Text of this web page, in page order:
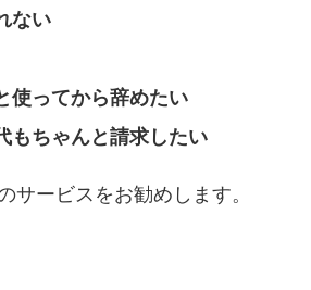
ない
使ってから辞めたい
もちゃんと請求したい
サービスをお勧めします。